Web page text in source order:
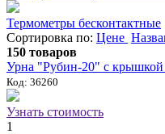
Термометры бесконтактные
Сортировка по: Цене
150 товаров
Урна "Рубин-20" с крышкой
Код: 36260
Узнать стоимость
1